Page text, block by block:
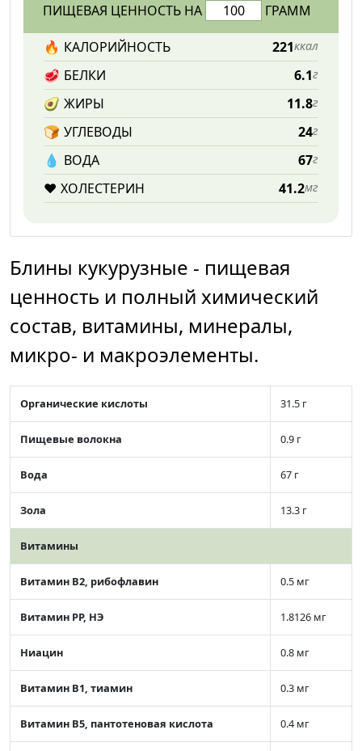
ПИЩЕВАЯ ЦЕННОСТЬ НА ГРАММ
🔥 КАЛОРИЙНОСТЬ 221ккал
🥩 БЕЛКИ 6.1г
🥑 ЖИРЫ 11.8г
🍞 УГЛЕВОДЫ 24г
💧️ ВОДА 67г
❤️ ХОЛЕСТЕРИН 41.2мг
Блины кукурузные - пищевая
ценность и полный химический
состав, витамины, минералы,
микро- и макроэлементы.
Органические кислоты 31.5 г
Пищевые волокна 0.9 г
Вода 67 г
Зола 13.3 г
Витамины
Витамин В2, рибофлавин 0.5 мг
Витамин РР, НЭ 1.8126 мг
Ниацин 0.8 мг
Витамин В1, тиамин 0.3 мг
Витамин В5, пантотеновая кислота 0.4 мг